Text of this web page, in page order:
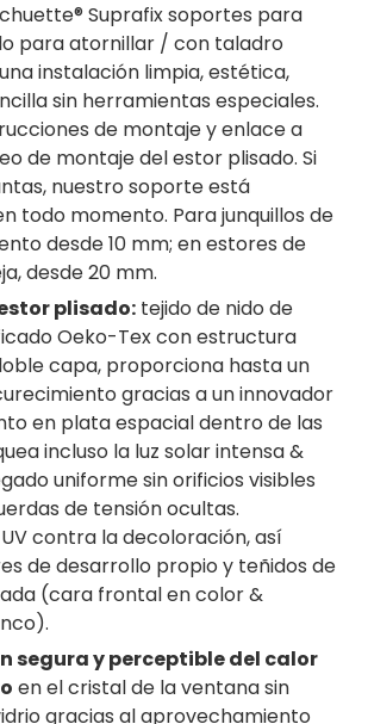
Suprafix soportes para
para atornillar / con taladro
instalación limpia, estética,
sin herramientas especiales.
de montaje y enlace a
de montaje del estor plisado. Si
nuestro soporte está
todo momento. Para junquillos de
desde 10 mm; en estores de
desde 20 mm.
plisado: tejido de nido de
Oeko-Tex con estructura
capa, proporciona hasta un
gracias a un innovador
en plata espacial dentro de las
incluso la luz solar intensa &
uniforme sin orificios visibles
de tensión ocultas.
contra la decoloración, así
de desarrollo propio y teñidos de
(cara frontal en color &
segura y perceptible del calor
en el cristal de la ventana sin
gracias al aprovechamiento